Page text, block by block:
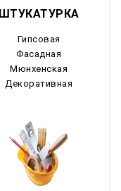
ШТУКАТУРКА
Гипсовая
Фасадная
Мюнхенская
Декоративная